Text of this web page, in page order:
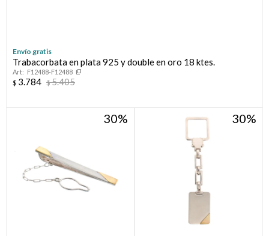
Envío gratis
Trabacorbata en plata 925 y double en oro 18 ktes.
F12488-F12488
$ 3.784 $5.405
30 30
Graduación
Nacimiento
Compromiso
Día del niño